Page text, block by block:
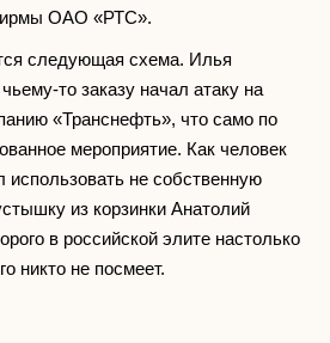
ОАО «РТС».
следующая схема. Илья
то заказу начал атаку на
«Транснефть», что само по
мероприятие. Как человек
не собственную
из корзинки Анатолий
в российской элите настолько
никто не посмеет.